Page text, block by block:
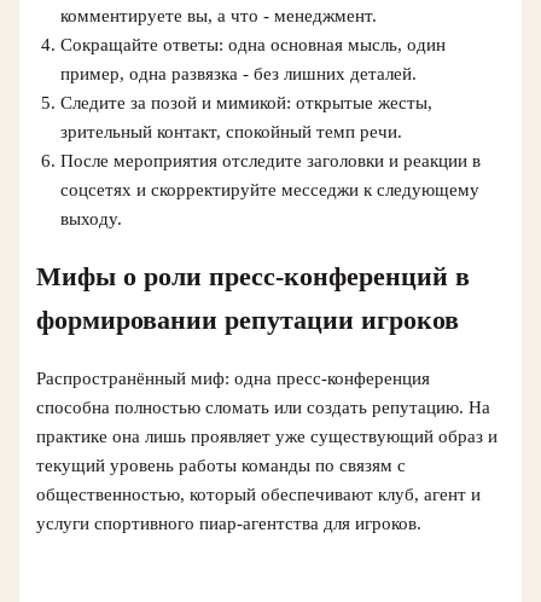
комментируете вы, а что - менеджмент.
Сокращайте ответы: одна основная мысль, один
пример, одна развязка - без лишних деталей.
Следите за позой и мимикой: открытые жесты,
зрительный контакт, спокойный темп речи.
После мероприятия отследите заголовки и реакции в
соцсетях и скорректируйте месседжи к следующему
выходу.
Мифы о роли пресс-конференций в
формировании репутации игроков
Распространённый миф: одна пресс-конференция
способна полностью сломать или создать репутацию. На
практике она лишь проявляет уже существующий образ и
текущий уровень работы команды по связям с
общественностью, который обеспечивают клуб, агент и
услуги спортивного пиар-агентства для игроков.